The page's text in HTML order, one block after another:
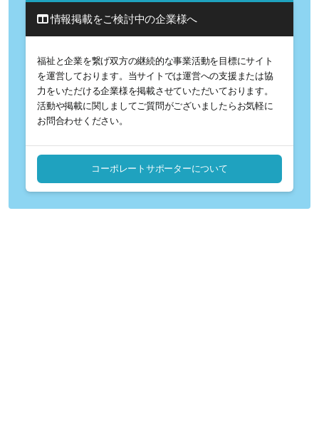
情報掲載をご検討中の企業様へ
福祉と企業を繋げ双方の継続的な事業活動を目標にサイト
を運営しております。当サイトでは運営への支援または協
力をいただける企業様を掲載させていただいております。
活動や掲載に関しましてご質問がございましたらお気軽に
お問合わせください。
コーポレートサポーターについて